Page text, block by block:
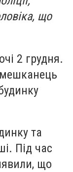
що
2 грудня.
мешканець
та
Під час
що